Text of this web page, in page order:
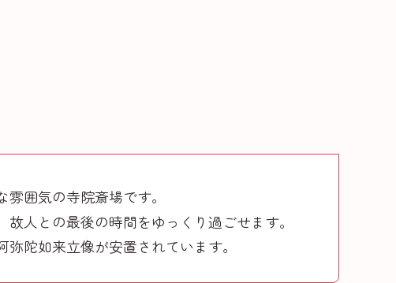
囲気の寺院斎場です。
人との最後の時間をゆっくり過ごせます。
陀如来立像が安置されています。